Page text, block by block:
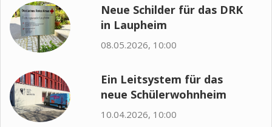
Neue Schilder für das DRK
in Laupheim
08.05.2026, 10:00
Ein Leitsystem für das
neue Schülerwohnheim
10.04.2026, 10:00